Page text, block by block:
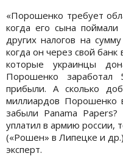
«Порошенко требует
когда его сына
других налогов на
когда он через свой
которые украинцы
Порошенко
прибыли. А сколько
миллиардов
забыли Panama
уплатил в армию россии,
(«Рошен» в Липецке и
эксперт.